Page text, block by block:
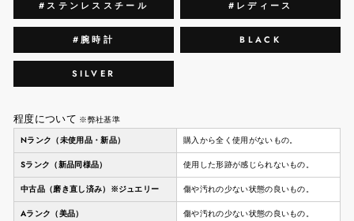
#ステンレススチール #レディース
#腕時計 BLACK
SILVER
程度について ※弊社基準
Nランク（未使用品・新品）
購入から全く使用がないもの。
Sランク（新品同様品） 使用した形跡が感じられないもの。
中古品（磨き直し済み）※ジュエリー 傷や汚れの少ない状態の良いもの。
Aランク（美品） 傷や汚れの少ない状態の良いもの。